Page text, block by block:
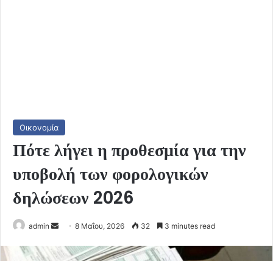
Οικονομία
Πότε λήγει η προθεσμία για την
υποβολή των φορολογικών
δηλώσεων 2026
admin
Send
email
8 Μαΐου, 2026 32 3 minutes read